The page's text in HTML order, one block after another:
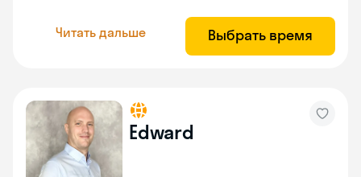
Читать дальше Выбрать время
Edward